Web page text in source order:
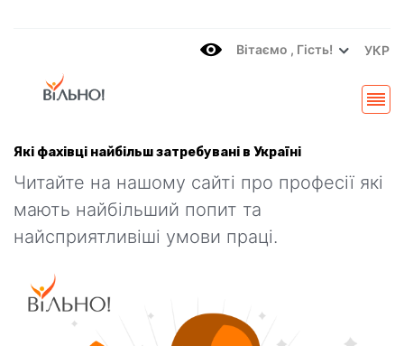
Вітаємo , Гість! УКР
Які фахівці найбільш затребувані в Україні
Читайте на нашому сайті про професії які
мають найбільший попит та
найсприятливіші умови праці.